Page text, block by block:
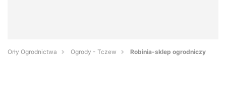
Orły Ogrodnictwa Ogrody - Tczew Robinia-sklep ogrodniczy